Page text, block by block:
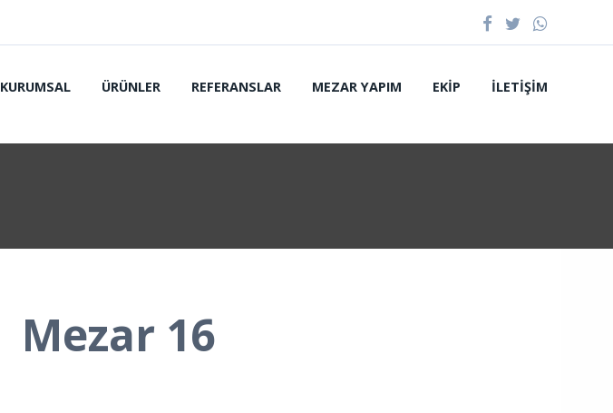
KURUMSAL ÜRÜNLER REFERANSLAR MEZAR YAPIM EKIP İLETIŞIM
Mezar 16